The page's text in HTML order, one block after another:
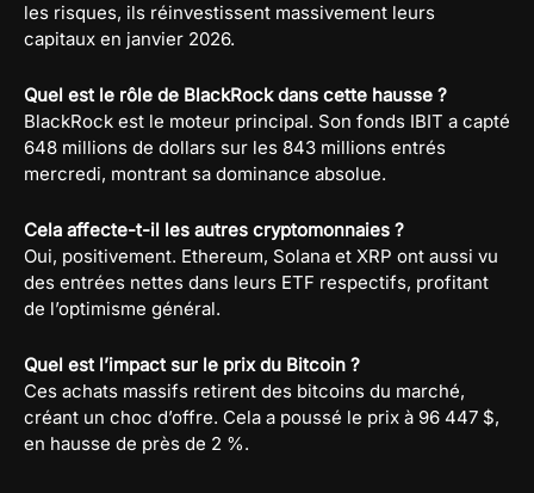
les risques, ils réinvestissent massivement leurs
capitaux en janvier 2026.
Quel est le rôle de BlackRock dans cette hausse ?
BlackRock est le moteur principal. Son fonds IBIT a capté
648 millions de dollars sur les 843 millions entrés
mercredi, montrant sa dominance absolue.
Cela affecte-t-il les autres cryptomonnaies ?
Oui, positivement. Ethereum, Solana et XRP ont aussi vu
des entrées nettes dans leurs ETF respectifs, profitant
de l’optimisme général.
Quel est l’impact sur le prix du Bitcoin ?
Ces achats massifs retirent des bitcoins du marché,
créant un choc d’offre. Cela a poussé le prix à 96 447 $,
en hausse de près de 2 %.